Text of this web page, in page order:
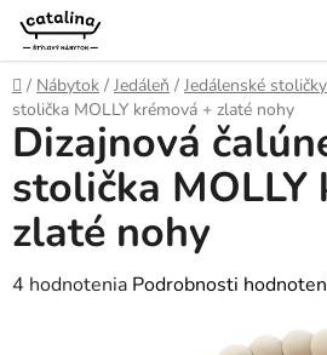
Prejsť
obsah
Domov
/ Nábytok / Jedáleň / Jedálenské stoličky
stolička MOLLY krémová + zlaté nohy
Dizajnová
stolička MOLLY
zlaté nohy
Priemerné
4 hodnotenia Podrobnosti